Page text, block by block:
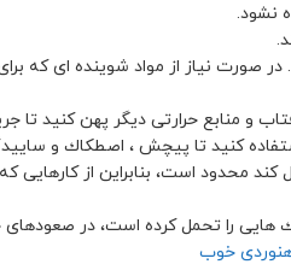
نشود.
. در صورت نیاز از مواد شوینده ای
و منابع حرارتی دیگر پهن کنید تا
کنید تا پیچش ، اصطكاك و
محدود است، بنابراین از
هایی را تحمل کرده است، در صعودهای